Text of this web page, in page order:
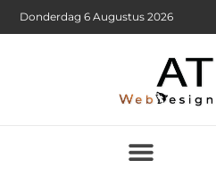
Donderdag 6 Augustus 2026